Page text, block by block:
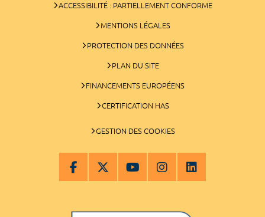
ACCESSIBILITÉ : PARTIELLEMENT CONFORME
MENTIONS LÉGALES
PROTECTION DES DONNÉES
PLAN DU SITE
FINANCEMENTS EUROPÉENS
CERTIFICATION HAS
GESTION DES COOKIES